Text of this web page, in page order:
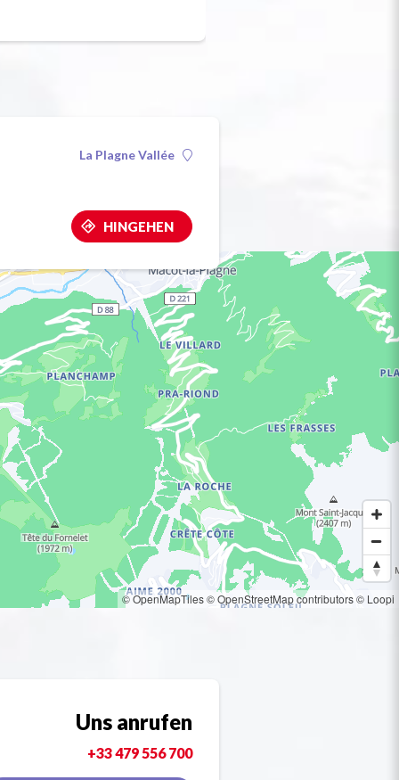
La Plagne Vallée
HINGEHEN
© OpenMapTiles© OpenStreetMap contributors© Loopi
Uns anrufen
+33 479 556 700